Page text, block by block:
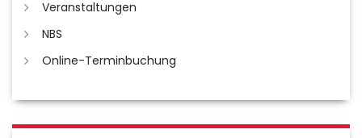
Veranstaltungen
NBS
Online-Terminbuchung